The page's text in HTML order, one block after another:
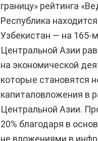
границу» рейтинга
Республика
Узбекистан — на 165-
Центральной Азии
на экономической
которые становятся
капиталовложения в
Центральной Азии.
20% благодаря в
не вложениями в